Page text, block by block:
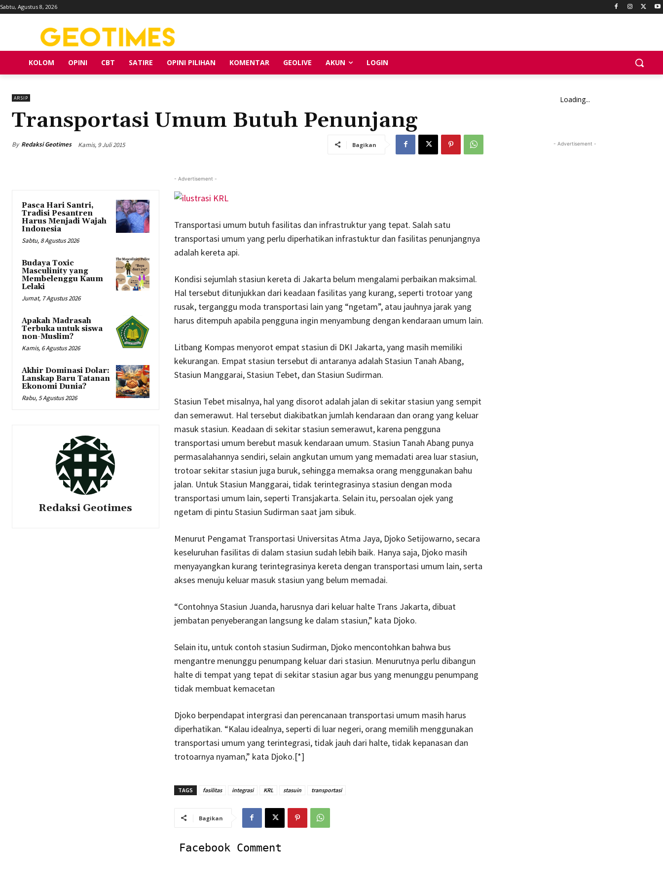
Sabtu, Agustus 8, 2026
KOLOM OPINI CBT SATIRE OPINI PILIHAN KOMENTAR GEOLIVE AKUN LOGIN
ARSIP
Transportasi Umum Butuh Penunjang
By Redaksi Geotimes Kamis, 9 Juli 2015 Bagikan
Pasca Hari Santri,
Tradisi Pesantren
Harus Menjadi Wajah
Indonesia
Sabtu, 8 Agustus 2026
Budaya Toxic
Masculinity yang
Membelenggu Kaum
Lelaki
Jumat, 7 Agustus 2026
Apakah Madrasah
Terbuka untuk siswa
non-Muslim?
Kamis, 6 Agustus 2026
Akhir Dominasi Dolar:
Lanskap Baru Tatanan
Ekonomi Dunia?
Rabu, 5 Agustus 2026
Redaksi Geotimes
- Advertisement -
Transportasi umum butuh fasilitas dan infrastruktur yang tepat. Salah satu
transportasi umum yang perlu diperhatikan infrastuktur dan fasilitas penunjangnya
adalah kereta api.
Kondisi sejumlah stasiun kereta di Jakarta belum mengalami perbaikan maksimal.
Hal tersebut ditunjukkan dari keadaan fasilitas yang kurang, seperti trotoar yang
rusak, terganggu moda transportasi lain yang “ngetam”, atau jauhnya jarak yang
harus ditempuh apabila pengguna ingin menyambung dengan kendaraan umum lain.
Litbang Kompas menyorot empat stasiun di DKI Jakarta, yang masih memiliki
kekurangan. Empat stasiun tersebut di antaranya adalah Stasiun Tanah Abang,
Stasiun Manggarai, Stasiun Tebet, dan Stasiun Sudirman.
Stasiun Tebet misalnya, hal yang disorot adalah jalan di sekitar stasiun yang sempit
dan semerawut. Hal tersebut diakibatkan jumlah kendaraan dan orang yang keluar
masuk stasiun. Keadaan di sekitar stasiun semerawut, karena pengguna
transportasi umum berebut masuk kendaraan umum. Stasiun Tanah Abang punya
permasalahannya sendiri, selain angkutan umum yang memadati area luar stasiun,
trotoar sekitar stasiun juga buruk, sehingga memaksa orang menggunakan bahu
jalan. Untuk Stasiun Manggarai, tidak terintegrasinya stasiun dengan moda
transportasi umum lain, seperti Transjakarta. Selain itu, persoalan ojek yang
ngetam di pintu Stasiun Sudirman saat jam sibuk.
Menurut Pengamat Transportasi Universitas Atma Jaya, Djoko Setijowarno, secara
keseluruhan fasilitas di dalam stasiun sudah lebih baik. Hanya saja, Djoko masih
menyayangkan kurang terintegrasinya kereta dengan transportasi umum lain, serta
akses menuju keluar masuk stasiun yang belum memadai.
“Contohnya Stasiun Juanda, harusnya dari keluar halte Trans Jakarta, dibuat
jembatan penyeberangan langsung ke dalam stasiun,” kata Djoko.
Selain itu, untuk contoh stasiun Sudirman, Djoko mencontohkan bahwa bus
mengantre menunggu penumpang keluar dari stasiun. Menurutnya perlu dibangun
halte di tempat yang tepat di sekitar stasiun agar bus yang menunggu penumpang
tidak membuat kemacetan
Djoko berpendapat intergrasi dan perencanaan transportasi umum masih harus
diperhatikan. “Kalau idealnya, seperti di luar negeri, orang memilih menggunakan
transportasi umum yang terintegrasi, tidak jauh dari halte, tidak kepanasan dan
trotoarnya nyaman,” kata Djoko.[*]
TAGS fasilitas integrasi KRL stasuin transportasi
Bagikan
Facebook Comment
Loading...
- Advertisement -